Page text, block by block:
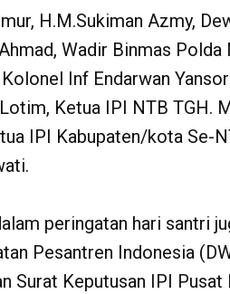
H.M.Sukiman Azmy,
Wadir Binmas
Kolonel Inf Endarwan
Ketua IPI NTB TGH.
IPI Kabupaten/kota Se-
peringatan hari santri
Pesantren Indonesia
Surat Keputusan IPI